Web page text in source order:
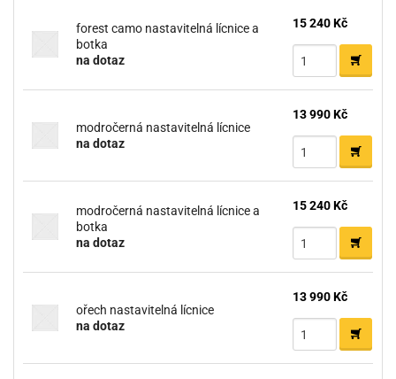
forest camo nastavitelná lícnice a
botka
na dotaz
15 240 Kč
modročerná nastavitelná lícnice
na dotaz
13 990 Kč
modročerná nastavitelná lícnice a
botka
na dotaz
15 240 Kč
ořech nastavitelná lícnice
na dotaz
13 990 Kč